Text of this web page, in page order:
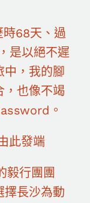
時68天、過
是以絕不遲
中，我的腳
，也像不竭
。
此發端
毅行團團
擇長沙為動